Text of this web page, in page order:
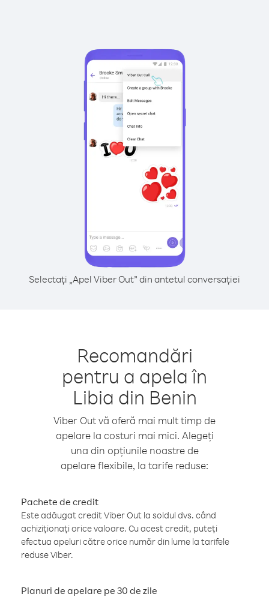
Selectați „Apel Viber Out” din antetul conversației
Recomandări
pentru a apela în
Libia din Benin
Viber Out vă oferă mai mult timp de
apelare la costuri mai mici. Alegeți
una din opțiunile noastre de
apelare flexibile, la tarife reduse:
Pachete de credit
Este adăugat credit Viber Out la soldul dvs. când
achiziționați orice valoare. Cu acest credit, puteți
efectua apeluri către orice număr din lume la tarifele
reduse Viber.
Planuri de apelare pe 30 de zile